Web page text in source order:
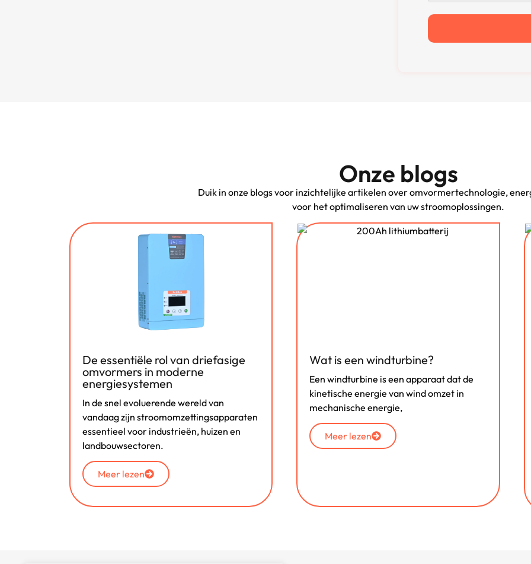
Onze blogs
Duik in onze blogs voor inzichtelijke artikelen over omvormertechnologie,
voor het optimaliseren van uw stroomoplossingen.
De essentiële rol van driefasige
omvormers in moderne
energiesystemen
In de snel evoluerende wereld van
vandaag zijn stroomomzettingsapparaten
essentieel voor industrieën, huizen en
landbouwsectoren.
Meer lezen
Wat is een windturbine?
Een windturbine is een apparaat dat de
kinetische energie van wind omzet in
mechanische energie,
Meer lezen